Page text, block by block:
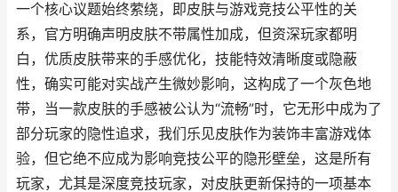
一个核心议题始终萦绕，即皮肤与游戏竞技公平性的关
系，官方明确声明皮肤不带属性加成，但资深玩家都明
白，优质皮肤带来的手感优化，技能特效清晰度或隐蔽
性，确实可能对实战产生微妙影响，这构成了一个灰色地
带，当一款皮肤的手感被公认为“流畅”时，它无形中成为了
部分玩家的隐性追求，我们乐见皮肤作为装饰丰富游戏体
验，但它绝不应成为影响竞技公平的隐形壁垒，这是所有
玩家，尤其是深度竞技玩家，对皮肤更新保持的一项基本